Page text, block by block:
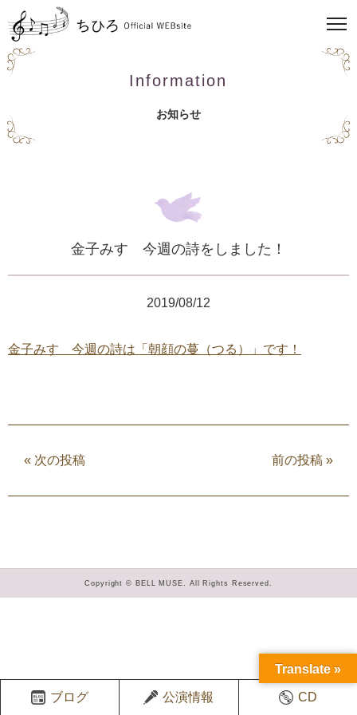
Information
お知らせ
金子みすゞ今週の詩をしました！
2019/08/12
金子みすゞ今週の詩は「朝顔の蔓（つる）」です！
« 次の投稿 前の投稿 »
Copyright © BELL MUSE. All Rights Reserved.
ブログ 公演情報 CD
Translate »